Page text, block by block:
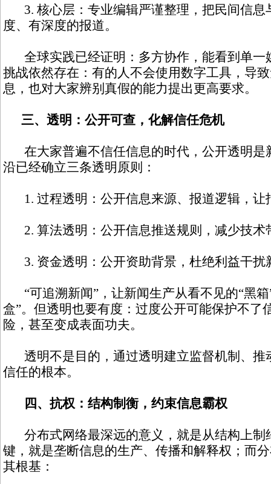
3. 核心层：专业编辑严谨整理，把民间信息
度、有深度的报道。
全球实践已经证明：多方协作，能看到单一
挑战依然存在：有的人不会使用数字工具，导
息，也对大家辨别真假的能力提出更高要求。
三、透明：公开可查，化解信任危机
在大家普遍不信任信息的时代，公开透明是
沿已经确立三条透明原则：
1. 过程透明：公开信息来源、报道逻辑，让
2. 算法透明：公开信息推送规则，减少技术
3. 资金透明：公开资助背景，杜绝利益干扰
“可追溯新闻”，让新闻生产从看不见的“黑箱
盒”。但透明也要有度：过度公开可能保护不了
险，甚至变成表面功夫。
透明不是目的，通过透明建立监督机制、推
信任的根本。
四、抗权：结构制衡，约束信息霸权
分布式网络最深远的意义，就是从结构上制
键，就是垄断信息的生产、传播和解释权；而
其根基：